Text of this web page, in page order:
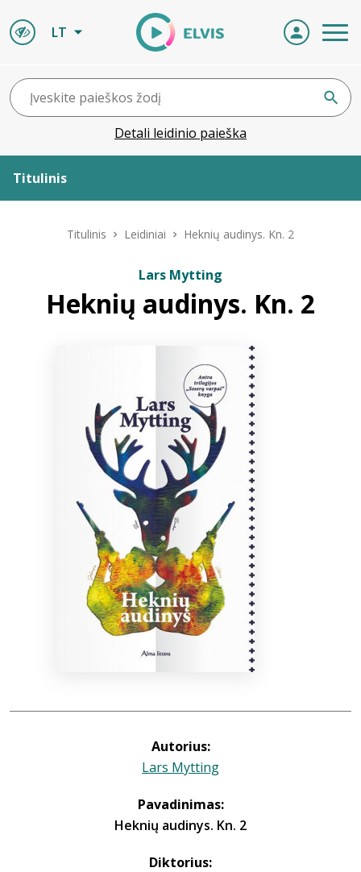
LT
Detali leidinio paieška
Titulinis
ELVIS atvyksta
Bibliotekoms
+370 667 80 541
info@elvislab.lt
Titulinis Leidiniai Heknių audinys. Kn. 2
Lars Mytting
Heknių audinys. Kn. 2
Autorius:
Lars Mytting
Pavadinimas:
Heknių audinys. Kn. 2
Diktorius: